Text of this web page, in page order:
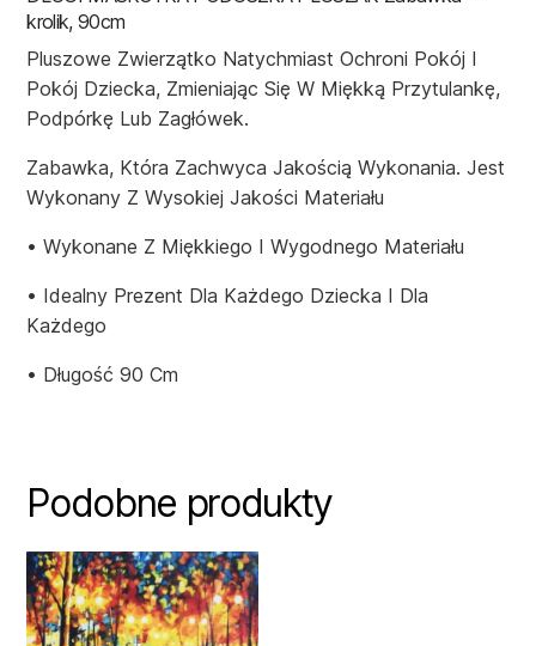
krolik, 90cm
Pluszowe Zwierzątko Natychmiast Ochroni Pokój I
Pokój Dziecka, Zmieniając Się W Miękką Przytulankę,
Podpórkę Lub Zagłówek.
Zabawka, Która Zachwyca Jakością Wykonania. Jest
Wykonany Z Wysokiej Jakości Materiału
• Wykonane Z Miękkiego I Wygodnego Materiału
• Idealny Prezent Dla Każdego Dziecka I Dla
Każdego
• Długość 90 Cm
Podobne produkty